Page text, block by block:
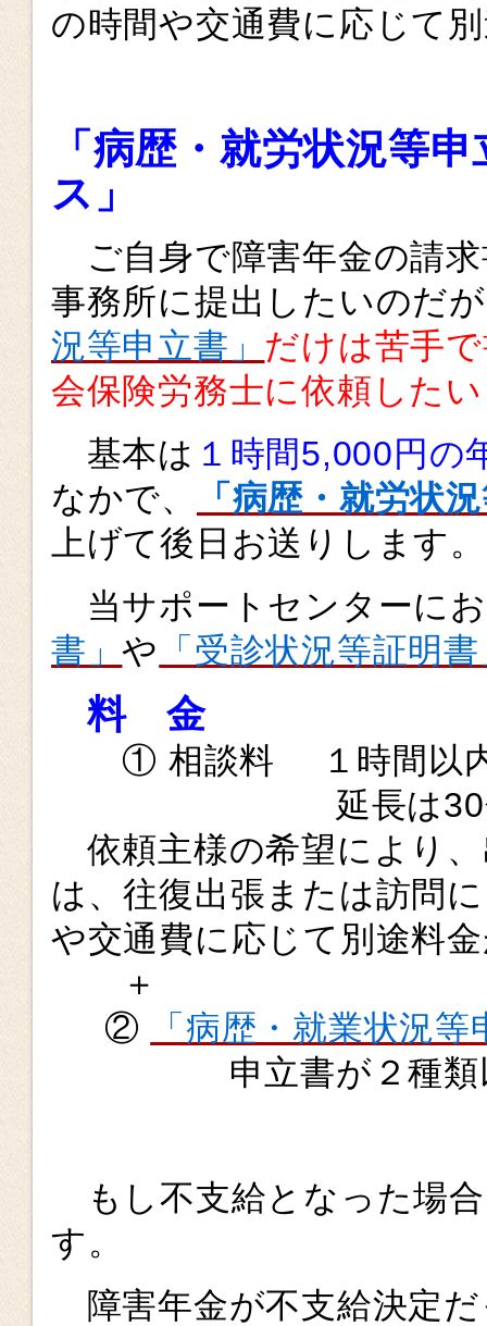
の時間や交通費に応じて
「病歴・就労状況等
ス」
ご自身で障害年金の請
事務所に提出したいのだ
況等申立書」 だけは苦手
会保険労務士に依頼したい
基本は １時間5,000円の
なかで、
「病歴・就労状
上げて後日お送りします。
当サポートセンターに
書」や 「受診状況等証明
料 金
① 相談料 １時間以
延長は30分あ
依頼主様の希望により
は、往復出張または訪問
や交通費に応じて別途料
＋
②
「病歴・就業状況等
申立書が２種類以上
もし不支給となった場
す。
障害年金が不支給決定